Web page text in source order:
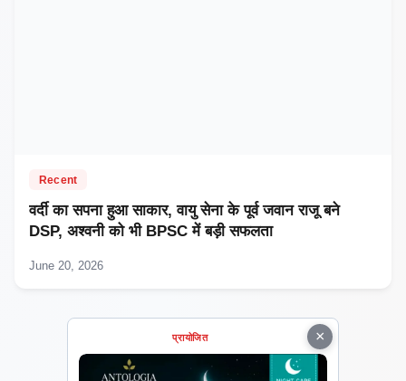
Recent
वर्दी का सपना हुआ साकार, वायु सेना के पूर्व जवान राजू बने
DSP, अश्वनी को भी BPSC में बड़ी सफलता
June 20, 2026
×
प्रायोजित